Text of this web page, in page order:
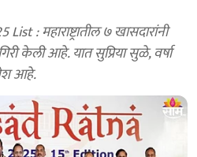
: महाराष्ट्रातील ७ खासदारांनी
केली आहे. यात सुप्रिया सुळे, वर्षा
आहे.